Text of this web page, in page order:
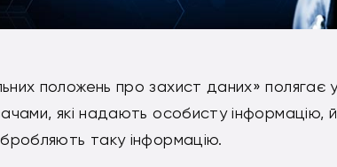
положень про захист даних» полягає
які надають особисту інформацію, й
таку інформацію.